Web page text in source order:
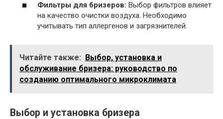
Фильтры для бризеров: Выбор фильтров влияет
на качество очистки воздуха. Необходимо
учитывать тип аллергенов и загрязнителей.
Читайте также:
Выбор, установка и
обслуживание бризера: руководство по
созданию оптимального микроклимата
Выбор и установка бризера